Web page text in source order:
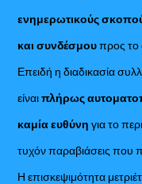
ενημερωτικούς
και συνδέσμουπρος το
Επειδή η διαδικασία
είναιπλήρως
καμία ευθύνη για το
τυχόν παραβιάσεις που
Η επισκεψιμότητα